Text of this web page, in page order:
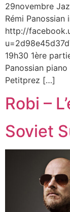
29novembre
Rémi
http://
19h30 1ère
Panossian
Petitprez […]
Robi –
Soviet